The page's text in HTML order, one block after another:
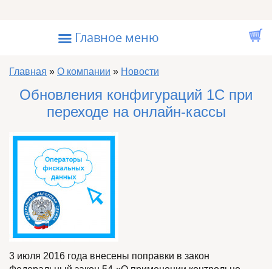
☰ Главное меню
Вы здесь
Главная » О компании » Новости
Обновления конфигураций 1С при
переходе на онлайн-кассы
3 июля 2016 года внесены поправки в закон